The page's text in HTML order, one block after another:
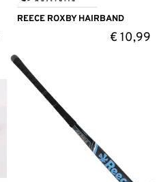
REECE ROXBY HAIRBAND
€10,99